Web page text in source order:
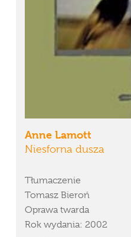
Anne Lamott
Niesforna dusza
Tłumaczenie
Tomasz Bieroń
Oprawa twarda
Rok wydania: 2002